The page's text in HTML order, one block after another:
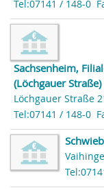
Tel:07141 / 148-0
Sachsenheim,
(Löchgauer Straße)
Löchgauer Straße
Tel:07141 / 148-0